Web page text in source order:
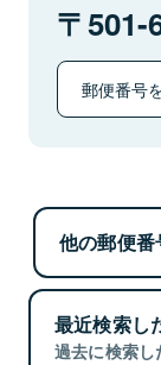
501-
郵便番号
他の郵便
最近検索し
過去に検索し